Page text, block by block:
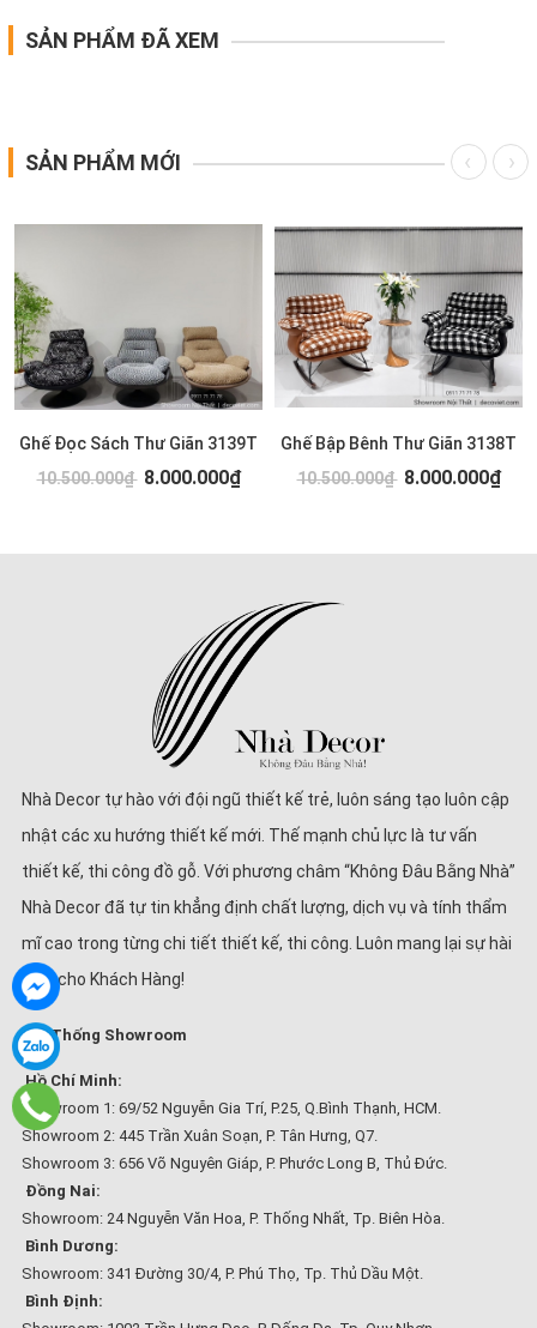
SẢN PHẨM ĐÃ XEM
SẢN PHẨM MỚI
Ghế Đọc Sách Thư Giãn 3139T
10.500.000₫ 8.000.000₫
Ghế Bập Bênh Thư Giãn 3138T
10.500.000₫ 8.000.000₫
Nhà Decor tự hào với đội ngũ thiết kế trẻ, luôn sáng tạo luôn cập
nhật các xu hướng thiết kế mới. Thế mạnh chủ lực là tư vấn
thiết kế, thi công đồ gỗ. Với phương châm “Không Đâu Bằng Nhà”
Nhà Decor đã tự tin khẳng định chất lượng, dịch vụ và tính thẩm
mĩ cao trong từng chi tiết thiết kế, thi công. Luôn mang lại sự hài
lòng cho Khách Hàng!
Hệ Thống Showroom
Hồ Chí Minh:
Showroom 1: 69/52 Nguyễn Gia Trí, P.25, Q.Bình Thạnh, HCM.
Showroom 2: 445 Trần Xuân Soạn, P. Tân Hưng, Q7.
Showroom 3: 656 Võ Nguyên Giáp, P. Phước Long B, Thủ Đức.
Đồng Nai:
Showroom: 24 Nguyễn Văn Hoa, P. Thống Nhất, Tp. Biên Hòa.
Bình Dương:
Showroom: 341 Đường 30/4, P. Phú Thọ, Tp. Thủ Dầu Một.
Bình Định: